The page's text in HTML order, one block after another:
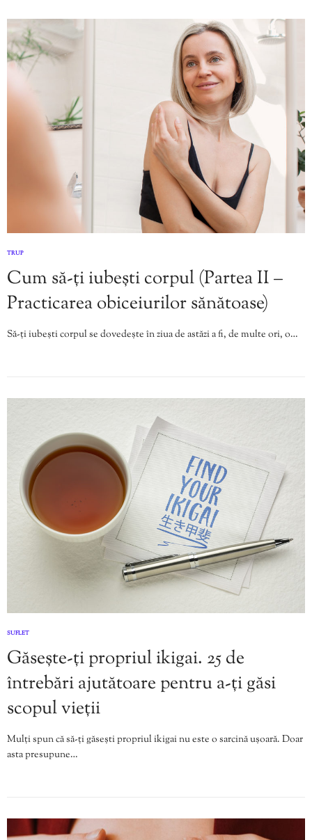
TRUP
Cum să-ți iubești corpul (Partea II –
Practicarea obiceiurilor sănătoase)
Să-ți iubești corpul se dovedește în ziua de astăzi a fi, de multe ori, o…
SUFLET
Găsește-ți propriul ikigai. 25 de
întrebări ajutătoare pentru a-ți găsi
scopul vieții
Mulți spun că să-ți găsești propriul ikigai nu este o sarcină ușoară. Doar
asta presupune…